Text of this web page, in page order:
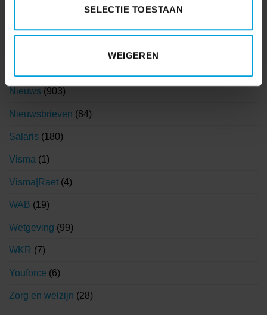
SELECTIE TOESTAAN
WEIGEREN
Nieuws (903)
Nieuwsbrieven (84)
Salaris (180)
Visma (1)
Visma|Raet (4)
WAB (19)
Wetgeving (99)
WKR (7)
Youforce (6)
Zorg en welzijn (28)